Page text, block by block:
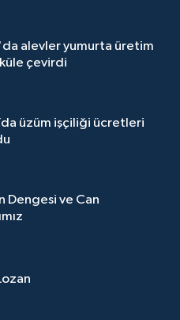
alevler yumurta üretim
çevirdi
üzüm işçiliği ücretleri
Dengesi ve Can